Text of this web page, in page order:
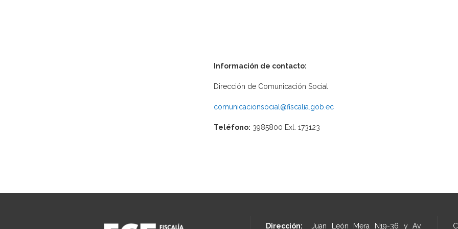
Información de contacto:
Dirección de Comunicación Social
comunicacionsocial@fiscalia.gob.ec
Teléfono: 3985800 Ext. 173123
Dirección: Juan León Mera N19-36 y Av.